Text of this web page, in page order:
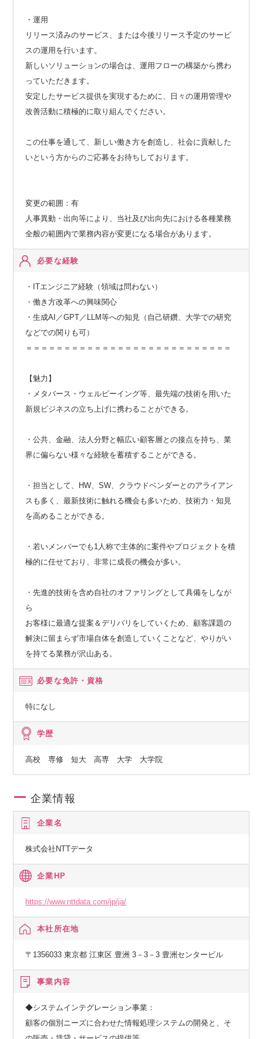
・運用
リリース済みのサービス、または今後リリース予定のサービ
スの運用を行います。
新しいソリューションの場合は、運用フローの構築から携わ
っていただきます。
安定したサービス提供を実現するために、日々の運用管理や
改善活動に積極的に取り組んでください。
この仕事を通して、新しい働き方を創造し、社会に貢献した
いという方からのご応募をお待ちしております。
変更の範囲：有
人事異動・出向等により、当社及び出向先における各種業務
全般の範囲内で業務内容が変更になる場合があります。
必要な経験
・ITエンジニア経験（領域は問わない）
・働き方改革への興味関心
・生成AI／GPT／LLM等への知見（自己研鑽、大学での研究
などでの関りも可）
＝＝＝＝＝＝＝＝＝＝＝＝＝＝＝＝＝＝＝＝＝＝＝＝＝＝＝
【魅力】
・メタバース・ウェルビーイング等、最先端の技術を用いた
新規ビジネスの立ち上げに携わることができる。
・公共、金融、法人分野と幅広い顧客層との接点を持ち、業
界に偏らない様々な経験を蓄積することができる。
・担当として、HW、SW、クラウドベンダーとのアライアン
スも多く、最新技術に触れる機会も多いため、技術力・知見
を高めることができる。
・若いメンバーでも1人称で主体的に案件やプロジェクトを積
極的に任せており、非常に成長の機会が多い。
・先進的技術を含め自社のオファリングとして具備をしなが
ら
お客様に最適な提案＆デリバリをしていくため、顧客課題の
解決に留まらず市場自体を創造していくことなど、やりがい
を持てる業務が沢山ある。
必要な免許・資格
特になし
学歴
高校 専修 短大 高専 大学 大学院
企業情報
企業名
株式会社NTTデータ
企業HP
https://www.nttdata.com/jp/ja/
本社所在地
〒1356033 東京都 江東区 豊洲 3－3－3 豊洲センタービル
事業内容
◆システムインテグレーション事業：
顧客の個別ニーズに合わせた情報処理システムの開発と、そ